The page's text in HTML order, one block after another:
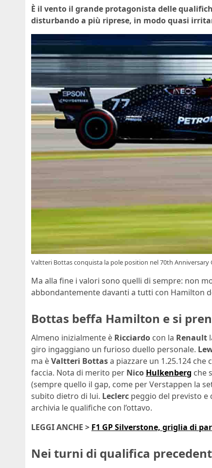
È il vento il grande protagonista delle
disturbando a più riprese, in modo quasi
Valtteri Bottas conquista la pole position nel 70th Anniversary
Ma alla fine i valori sono quelli di sempre: non
abbondantemente davanti a tutti con Hamilton
Bottas beffa Hamilton e si
Almeno inizialmente è Ricciardo con la Renault
giro ingaggiano un furioso duello personale.
ma èValtteri Bottasa piazzare un 1.25.124
faccia. Nota di merito per Nico Hulkenberg che
(sempre quello il gap, come per Verstappen la
subito dietro di lui. Leclerc peggio del previsto e
archivia le qualifiche con l’ottavo.
LEGGI ANCHE > F1 GP Silverstone, griglia di
Nei turni di qualifica